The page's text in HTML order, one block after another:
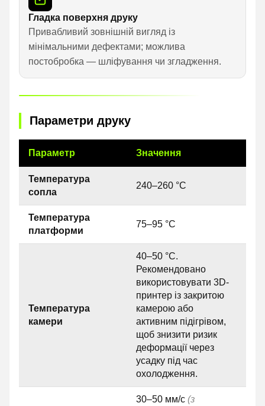
Гладка поверхня друку
Привабливий зовнішній вигляд із
мінімальними дефектами; можлива
постобробка — шліфування чи згладження.
Параметри друку
Параметр Значення
Температура
сопла
240–260 °C
Температура
платформи
75–95 °C
Температура
камери
40–50 °C.
Рекомендовано
використовувати 3D-
принтер із закритою
камерою або
активним підігрівом,
щоб знизити ризик
деформації через
усадку під час
охолодження.
30–50 мм/с (з